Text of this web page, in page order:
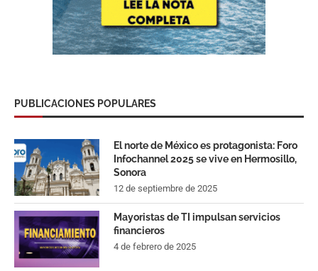
PUBLICACIONES POPULARES
El norte de México es protagonista: Foro
Infochannel 2025 se vive en Hermosillo,
Sonora
12 de septiembre de 2025
Mayoristas de TI impulsan servicios
financieros
4 de febrero de 2025